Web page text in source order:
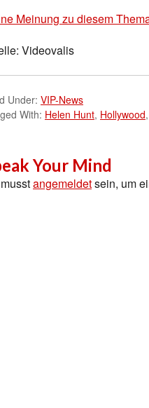
Meinung zu diesem
Videovalis
Under: VIP-News
With: Helen Hunt, Hollywood,
Your Mind
angemeldetsein, um